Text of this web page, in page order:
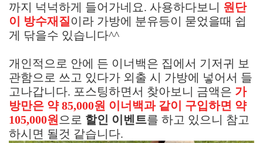
까지 넉넉하게 들어가네요. 사용하다보니 원단
이 방수재질 이라 가방에 분유등이 묻었을때 쉽
게 닦을수 있습니다^^
개인적으로 안에 든 이너백은 집에서 기저귀 보
관함으로 쓰고 있다가 외출 시 가방에 넣어서 들
고나갑니다. 포스팅하면서 찾아보니 금액은 가
방만은 약 85,000원 이너백과 같이 구입하면 약
105,000원 으로 할인 이벤트를 하고 있으니 참고
하시면 될것 같습니다.